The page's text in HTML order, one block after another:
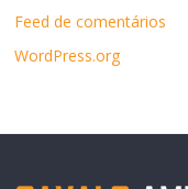
Feed de comentários
WordPress.org